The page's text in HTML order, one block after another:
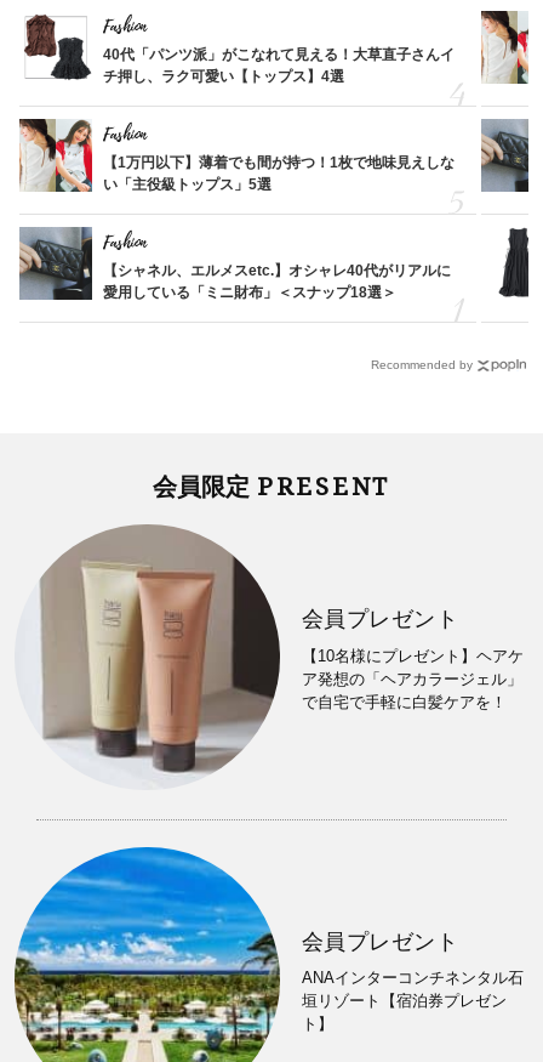
Fashion
40代「パンツ派」がこなれて見える！大草直子さんイ
チ押し、ラク可愛い【トップス】4選
Fashion
【1万円以下】薄着でも間が持つ！1枚で地味見えしな
い「主役級トップス」5選
Fashion
【シャネル、エルメスetc.】オシャレ40代がリアルに
愛用している「ミニ財布」＜スナップ18選＞
Recommended by
会員限定 PRESENT
会員プレゼント
【10名様にプレゼント】ヘアケ
ア発想の「ヘアカラージェル」
で自宅で手軽に白髪ケアを！
会員プレゼント
ANAインターコンチネンタル石
垣リゾート【宿泊券プレゼン
ト】